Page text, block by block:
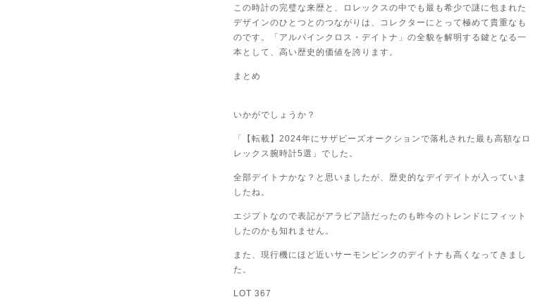
この時計の完璧な来歴と、ロレックスの中でも最も希少で謎に包まれた
デザインのひとつとのつながりは、コレクターにとって極めて貴重なも
のです。「アルパインクロス・デイトナ」の全貌を解明する鍵となる一
本として、高い歴史的価値を誇ります。
まとめ
いかがでしょうか？
「【転載】2024年にサザビーズオークションで落札された最も高額なロ
レックス腕時計5選」でした。
全部デイトナかな？と思いましたが、歴史的なデイデイトが入っていま
したね。
エジプトなので表記がアラビア語だったのも昨今のトレンドにフィット
したのかも知れません。
また、現行機にほど近いサーモンピンクのデイトナも高くなってきまし
た。
LOT 367